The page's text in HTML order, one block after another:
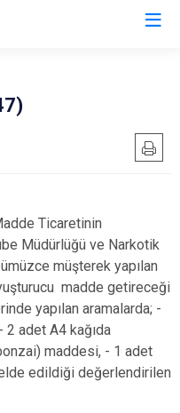
Ticaretinin
Müdürlüğü ve Narkotik
müşterek yapılan
madde getireceği
yapılan aramalarda; -
adet A4 kağıda
maddesi, - 1 adet
edildiği değerlendirilen